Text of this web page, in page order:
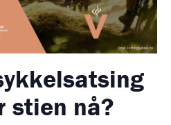
stien nå?